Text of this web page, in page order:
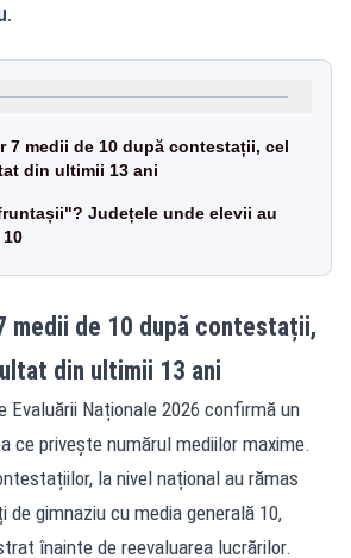
7 medii de 10 după contestații, cel
din ultimii 13 ani
Județele unde elevii au
medii de 10 după contestații,
din ultimii 13 ani
Evaluării Naționale 2026 confirmă un
ce privește numărul mediilor maxime.
la nivel național au rămas
de gimnaziu cu media generală 10,
înainte de reevaluarea lucrărilor.